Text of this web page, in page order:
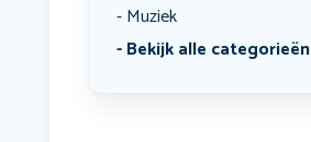
Muziek
Bekijk alle categorieën